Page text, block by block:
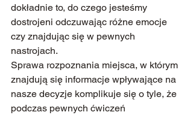
dokładnie to, do czego jesteśmy
dostrojeni odczuwając różne emocje
czy znajdując się w pewnych
nastrojach.
Sprawa rozpoznania miejsca, w którym
znajdują się informacje wpływające na
nasze decyzje komplikuje się o tyle, że
podczas pewnych ćwiczeń